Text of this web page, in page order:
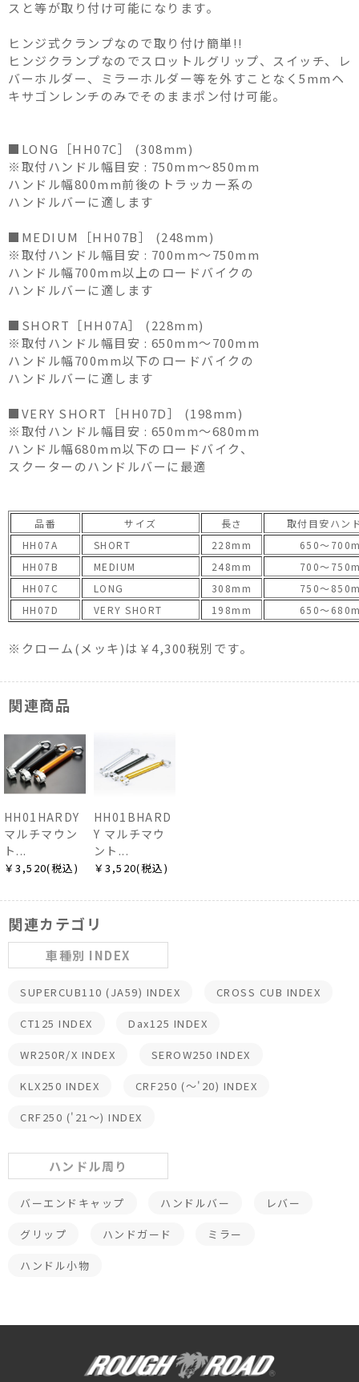
スと等が取り付け可能になります。
ヒンジ式クランプなので取り付け簡単!!
ヒンジクランプなのでスロットルグリップ、スイッチ、レ
バーホルダー、ミラーホルダー等を外すことなく5mmヘ
キサゴンレンチのみでそのままポン付け可能。
■LONG［HH07C］ (308mm)
※取付ハンドル幅目安 : 750mm～850mm
ハンドル幅800mm前後のトラッカー系の
ハンドルバーに適します
■MEDIUM［HH07B］ (248mm)
※取付ハンドル幅目安 : 700mm～750mm
ハンドル幅700mm以上のロードバイクの
ハンドルバーに適します
■SHORT［HH07A］ (228mm)
※取付ハンドル幅目安 : 650mm～700mm
ハンドル幅700mm以下のロードバイクの
ハンドルバーに適します
■VERY SHORT［HH07D］ (198mm)
※取付ハンドル幅目安 : 650mm～680mm
ハンドル幅680mm以下のロードバイク、
スクーターのハンドルバーに最適
品番 サイズ 長さ
取付目安ハン
HH07A
SHORT 228mm
650〜
HH07B
MEDIUM 248mm
700〜
HH07C
LONG 308mm
750〜
HH07D
VERY SHORT 198mm 650〜
※クローム(メッキ)は￥4,300税別です。
関連商品
HH01HARDY
マルチマウン
ト...
￥3,520(税込)
HH01BHARD
Y マルチマウ
ント...
￥3,520(税込)
関連カテゴリ
車種別 INDEX
SUPERCUB110 (JA59) INDEX CROSS CUB INDEX
CT125 INDEX Dax125 INDEX
WR250R/X INDEX SEROW250 INDEX
KLX250 INDEX CRF250 (～'20) INDEX
CRF250 ('21～) INDEX
ハンドル周り
バーエンドキャップ ハンドルバー レバー
グリップ ハンドガード ミラー
ハンドル小物